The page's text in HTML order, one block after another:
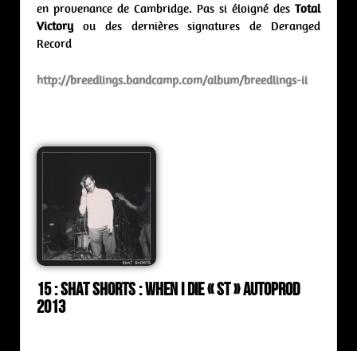
en provenance de Cambridge. Pas si éloigné des Total
Victoryou des dernières signatures de Deranged
Record
http://breedlings.bandcamp.com/album/breedlings-ii
15 : Shat Shorts : when i die « st » Autoprod
2013